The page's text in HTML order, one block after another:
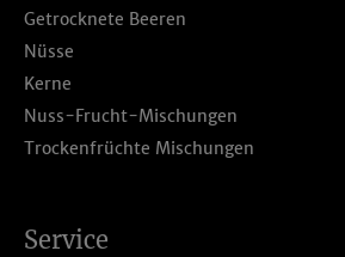
Service
Getrocknete Beeren
Nüsse
Kerne
Nuss-Frucht-Mischungen
Trockenfrüchte Mischungen